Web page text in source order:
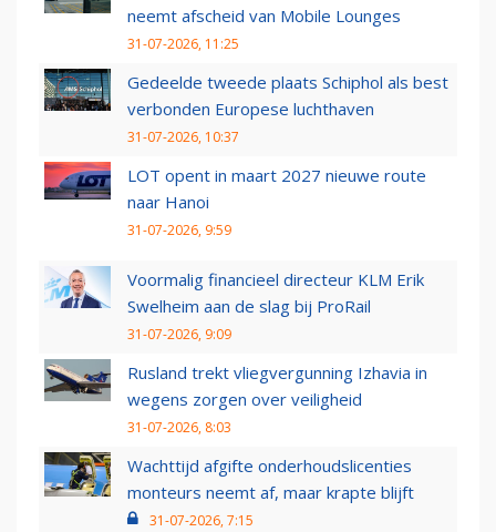
neemt afscheid van Mobile Lounges
31-07-2026, 11:25
Gedeelde tweede plaats Schiphol als best
verbonden Europese luchthaven
31-07-2026, 10:37
LOT opent in maart 2027 nieuwe route
naar Hanoi
31-07-2026, 9:59
Voormalig financieel directeur KLM Erik
Swelheim aan de slag bij ProRail
31-07-2026, 9:09
Rusland trekt vliegvergunning Izhavia in
wegens zorgen over veiligheid
31-07-2026, 8:03
Wachttijd afgifte onderhoudslicenties
monteurs neemt af, maar krapte blijft
31-07-2026, 7:15